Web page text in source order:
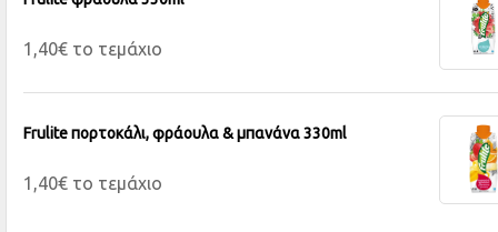
1,40€ το τεμάχιο
Frulite πορτοκάλι, φράουλα & μπανάνα 330ml
1,40€ το τεμάχιο